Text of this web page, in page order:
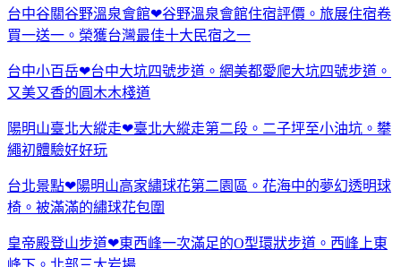
台中谷關谷野溫泉會館❤谷野溫泉會館住宿評價。旅展住宿卷
買一送一。榮獲台灣最佳十大民宿之一
台中小百岳❤台中大坑四號步道。網美都愛爬大坑四號步道。
又美又香的圓木木棧道
陽明山臺北大縱走❤臺北大縱走第二段。二子坪至小油坑。攀
繩初體驗好好玩
台北景點❤陽明山高家繡球花第二園區。花海中的夢幻透明球
椅。被滿滿的繡球花包圍
皇帝殿登山步道❤東西峰一次滿足的O型環狀步道。西峰上東